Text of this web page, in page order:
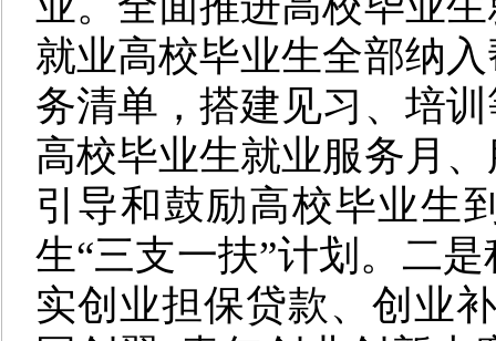
就业高校毕业生全部纳
务清单，搭建见习、培
高校毕业生就业服务月
引导和鼓励高校毕业生
生“三支一扶”计划。 二是
实创业担保贷款、创业